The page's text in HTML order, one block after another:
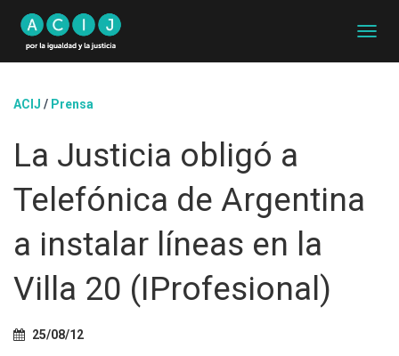
A
ACIJ / Prensa
La Justicia obligó a
Telefónica de Argentina
a instalar líneas en la
Villa 20 (IProfesional)
25/08/12